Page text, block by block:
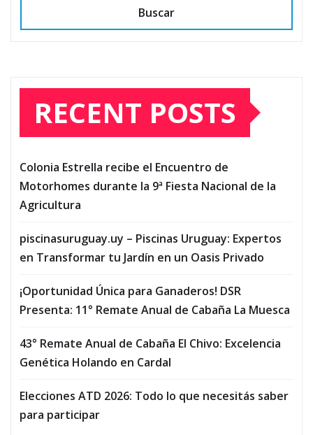
Buscar
RECENT POSTS
Colonia Estrella recibe el Encuentro de
Motorhomes durante la 9ª Fiesta Nacional de la
Agricultura
piscinasuruguay.uy – Piscinas Uruguay: Expertos
en Transformar tu Jardín en un Oasis Privado
¡Oportunidad Única para Ganaderos! DSR
Presenta: 11° Remate Anual de Cabaña La Muesca
43° Remate Anual de Cabaña El Chivo: Excelencia
Genética Holando en Cardal
Elecciones ATD 2026: Todo lo que necesitás saber
para participar